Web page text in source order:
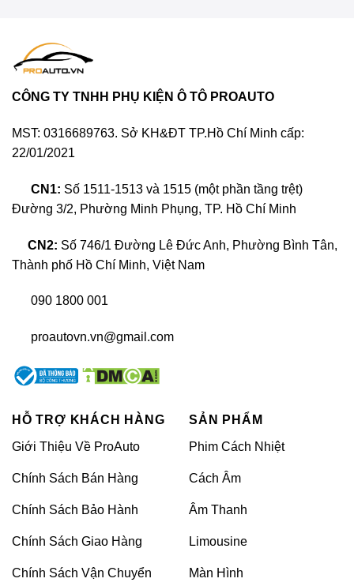
Phụ Kiện Xe Kia Rondo – Độ body kit ốp cản sau xe
CÔNG TY TNHH PHỤ KIỆN Ô TÔ PROAUTO
MST: 0316689763. Sở KH&ĐT TP.Hồ Chí Minh cấp:
22/01/2021
CN1: Số 1511-1513 và 1515 (một phần tầng trệt)
Đường 3/2, Phường Minh Phụng, TP. Hồ Chí Minh
CN2: Số 746/1 Đường Lê Đức Anh, Phường Bình Tân,
Thành phố Hồ Chí Minh, Việt Nam
090 1800 001
proautovn.vn@gmail.com
HỖ TRỢ KHÁCH HÀNG
Giới Thiệu Về ProAuto
Chính Sách Bán Hàng
Chính Sách Bảo Hành
Chính Sách Giao Hàng
Chính Sách Vận Chuyển
SẢN PHẨM
Phim Cách Nhiệt
Cách Âm
Âm Thanh
Limousine
Màn Hình